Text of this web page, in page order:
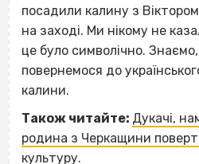
посадили калину з
на заході. Ми нікому не
це було символічно.
повернемося до
калини.
Також читайте: Дукачі,
родина з Черкащини
культуру.